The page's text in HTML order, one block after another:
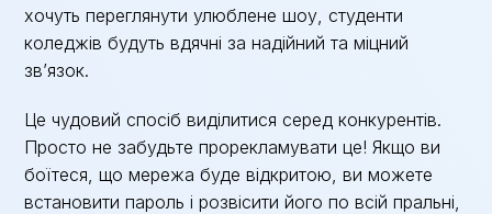
хочуть переглянути улюблене шоу, студенти
коледжів будуть вдячні за надійний та міцний
зв’язок.
Це чудовий спосіб виділитися серед конкурентів.
Просто не забудьте прорекламувати це! Якщо ви
боїтеся, що мережа буде відкритою, ви можете
встановити пароль і розвісити його по всій пральні,